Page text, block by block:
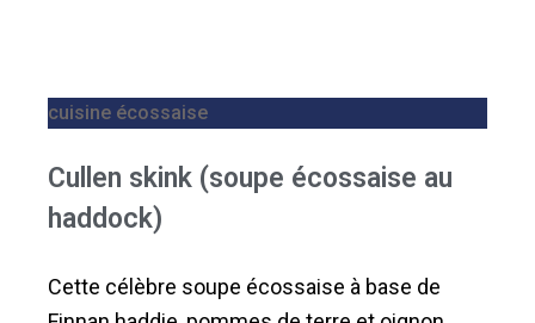
cuisine écossaise
Cullen skink (soupe écossaise au
haddock)
Cette célèbre soupe écossaise à base de